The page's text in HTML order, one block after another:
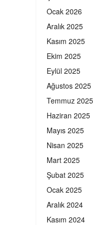
Ocak 2026
Aralık 2025
Kasım 2025
Ekim 2025
Eylül 2025
Ağustos 2025
Temmuz 2025
Haziran 2025
Mayıs 2025
Nisan 2025
Mart 2025
Şubat 2025
Ocak 2025
Aralık 2024
Kasım 2024